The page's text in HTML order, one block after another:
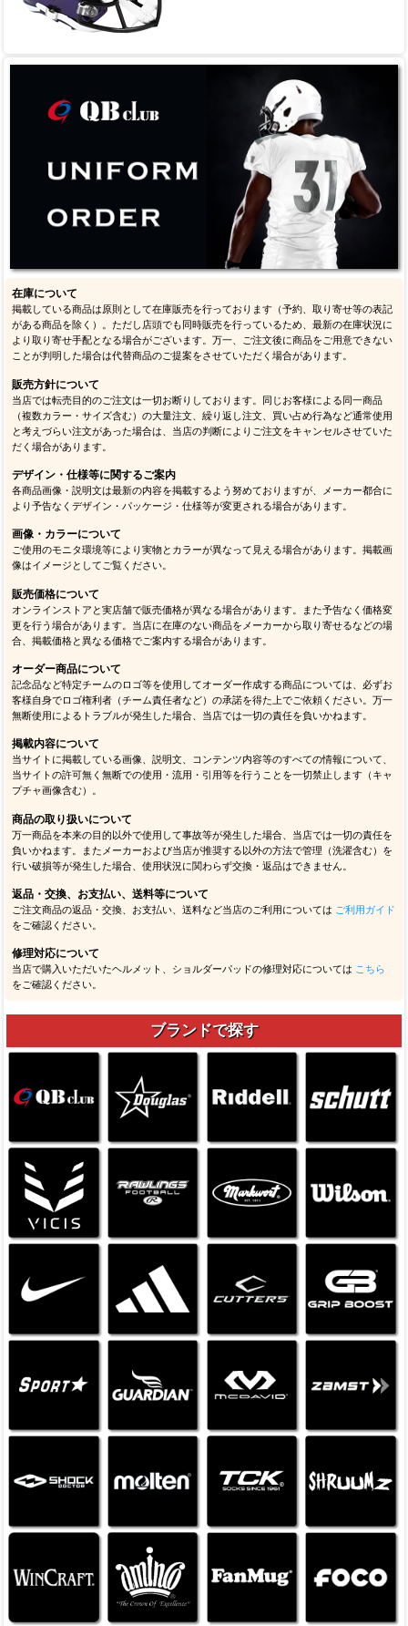
在庫について
掲載している商品は原則として在庫販売を行っております（予約、取り寄せ等の表記
がある商品を除く）。ただし店頭でも同時販売を行っているため、最新の在庫状況に
より取り寄せ手配となる場合がございます。万一、ご注文後に商品をご用意できない
ことが判明した場合は代替商品のご提案をさせていただく場合があります。
販売方針について
当店では転売目的のご注文は一切お断りしております。同じお客様による同一商品
（複数カラー・サイズ含む）の大量注文、繰り返し注文、買い占め行為など通常使用
と考えづらい注文があった場合は、当店の判断によりご注文をキャンセルさせていた
だく場合があります。
デザイン・仕様等に関するご案内
各商品画像・説明文は最新の内容を掲載するよう努めておりますが、メーカー都合に
より予告なくデザイン・パッケージ・仕様等が変更される場合があります。
画像・カラーについて
ご使用のモニタ環境等により実物とカラーが異なって見える場合があります。掲載画
像はイメージとしてご覧ください。
販売価格について
オンラインストアと実店舗で販売価格が異なる場合があります。また予告なく価格変
更を行う場合があります。当店に在庫のない商品をメーカーから取り寄せるなどの場
合、掲載価格と異なる価格でご案内する場合があります。
オーダー商品について
記念品など特定チームのロゴ等を使用してオーダー作成する商品については、必ずお
客様自身でロゴ権利者（チーム責任者など）の承諾を得た上でご依頼ください。万一
無断使用によるトラブルが発生した場合、当店では一切の責任を負いかねます。
掲載内容について
当サイトに掲載している画像、説明文、コンテンツ内容等のすべての情報について、
当サイトの許可無く無断での使用・流用・引用等を行うことを一切禁止します（キャ
プチャ画像含む）。
商品の取り扱いについて
万一商品を本来の目的以外で使用して事故等が発生した場合、当店では一切の責任を
負いかねます。またメーカーおよび当店が推奨する以外の方法で管理（洗濯含む）を
行い破損等が発生した場合、使用状況に関わらず交換・返品はできません。
返品・交換、お支払い、送料等について
ご注文商品の返品・交換、お支払い、送料など当店のご利用については ご利用ガイド
をご確認ください。
修理対応について
当店で購入いただいたヘルメット、ショルダーパッドの修理対応については こちら
をご確認ください。
ブランドで探す